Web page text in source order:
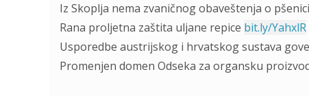
Iz Skoplja nema zvaničnog obaveštenja o pšenici
Rana proljetna zaštita uljane repice bit.ly/YahxlR
Usporedbe austrijskog i hrvatskog sustava
Promenjen domen Odseka za organsku